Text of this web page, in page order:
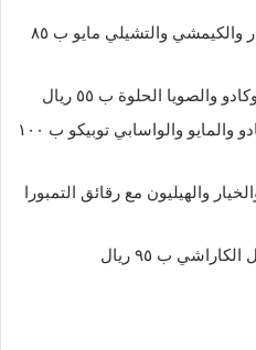
سوفت شيل كراب مع الخيار والكيمشي والتشيلي مايو ب ٨٥
الحلوة ب ٥٥ ريال
لحم الكينج كراب مع الافوكادو والمايو والواسابي توبيكو ب ١٠٠
والهيليون مع رقائق التمبورا
ب ٩٥ ريال